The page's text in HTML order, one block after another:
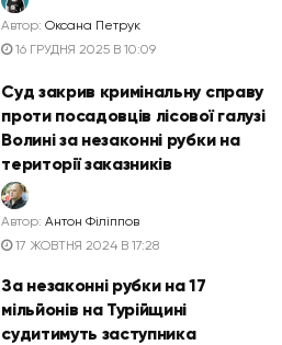
Автор: Оксана Петрук
16 ГРУДНЯ 2025 В 10:09
Суд закрив кримінальну справу
проти посадовців лісової галузі
Волині за незаконні рубки на
території заказників
Автор: Антон Філіппов
17 ЖОВТНЯ 2024 В 17:28
За незаконні рубки на 17
мільйонів на Турійщині
судитимуть заступника